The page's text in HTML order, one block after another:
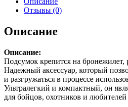
Отзывы (0)
Описание
Описание:
Подсумок крепится на бронежилет,
Надежный аксессуар, который
и разгружаться в процессе
Ультралегкий и компактный, он
для бойцов, охотников и любителей